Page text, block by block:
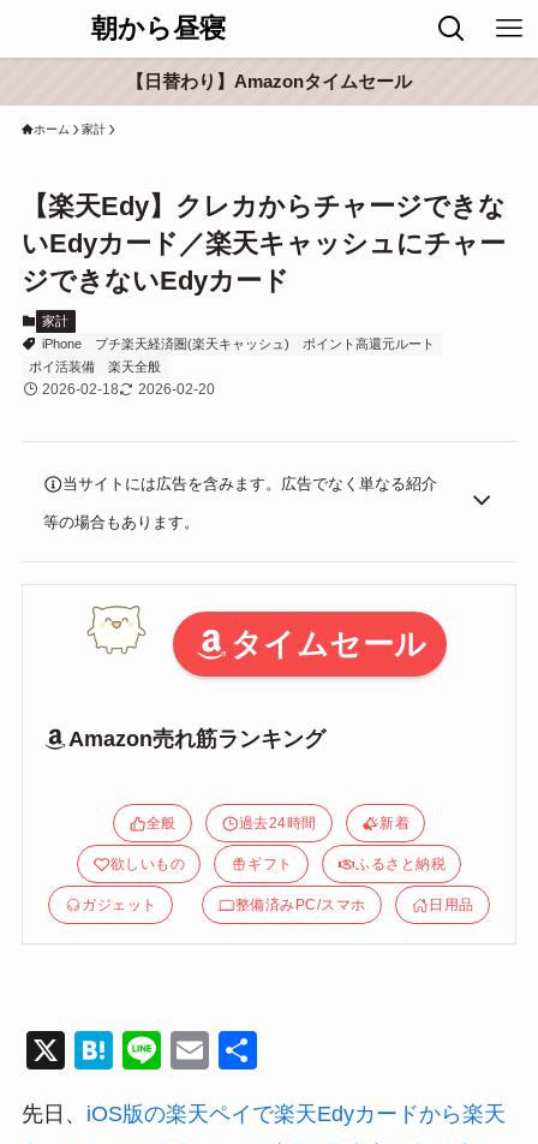
朝から昼寝
【日替わり】Amazonタイムセール
ホーム 家計
【楽天Edy】クレカからチャージできな
いEdyカード／楽天キャッシュにチャー
ジできないEdyカード
家計
iPhone
プチ楽天経済圏(楽天キャッシュ)
ポイント高還元ルート
ポイ活装備
楽天全般
2026-02-18 2026-02-20
当サイトには広告を含みます。広告でなく単なる紹介
等の場合もあります。
タイムセール
Amazon売れ筋ランキング
全般 過去24時間 新着
欲しいもの ギフト ふるさと納税
ガジェット 整備済みPC/スマホ 日用品
X
H
e
Li
e
E
ail
先日、 iOS版の楽天ペイで楽天Edyカードから楽天